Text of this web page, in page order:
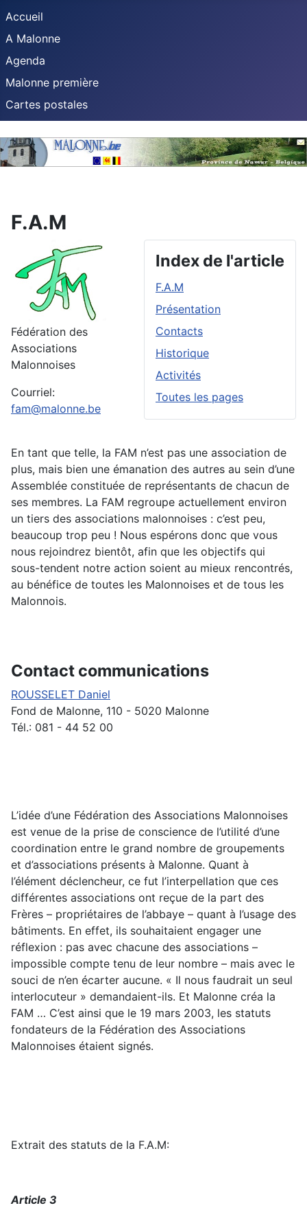
Accueil
A Malonne
Agenda
Malonne première
Cartes postales
F.A.M
Index de l'article
F.A.M
Présentation
Contacts
Historique
Activités
Toutes les pages
Fédération des
Associations
Malonnoises
Courriel:
fam@malonne.be
En tant que telle, la FAM n’est pas une association de
plus, mais bien une émanation des autres au sein d’une
Assemblée constituée de représentants de chacun de
ses membres. La FAM regroupe actuellement environ
un tiers des associations malonnoises : c’est peu,
beaucoup trop peu ! Nous espérons donc que vous
nous rejoindrez bientôt, afin que les objectifs qui
sous-tendent notre action soient au mieux rencontrés,
au bénéfice de toutes les Malonnoises et de tous les
Malonnois.
Contact communications
ROUSSELET Daniel
Fond de Malonne, 110 - 5020 Malonne
Tél.: 081 - 44 52 00
L’idée d’une Fédération des Associations Malonnoises
est venue de la prise de conscience de l’utilité d’une
coordination entre le grand nombre de groupements
et d’associations présents à Malonne. Quant à
l’élément déclencheur, ce fut l’interpellation que ces
différentes associations ont reçue de la part des
Frères – propriétaires de l’abbaye – quant à l’usage des
bâtiments. En effet, ils souhaitaient engager une
réflexion : pas avec chacune des associations –
impossible compte tenu de leur nombre – mais avec le
souci de n’en écarter aucune. « Il nous faudrait un seul
interlocuteur » demandaient-ils. Et Malonne créa la
FAM … C’est ainsi que le 19 mars 2003, les statuts
fondateurs de la Fédération des Associations
Malonnoises étaient signés.
Extrait des statuts de la F.A.M:
Article 3